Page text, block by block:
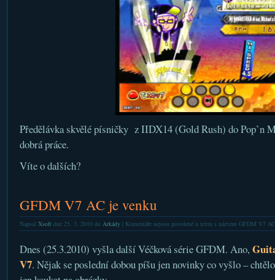
Předělávka skvělé písničky z IIDX14 (Gold Rush) do Pop’n
dobrá práce.
Víte o dalších?
GFDM V7 AC je venku
Napsal Xsoftdne 25. 3. 2010 do Arkády| Komentáře nejsou povolenéu textu s názvem GFDM V7
Dnes (25.3.2010) vyšla další Véčková série GFDM. Ano,
V7. Nějak se poslední dobou píšu jen novinky co vyšlo –